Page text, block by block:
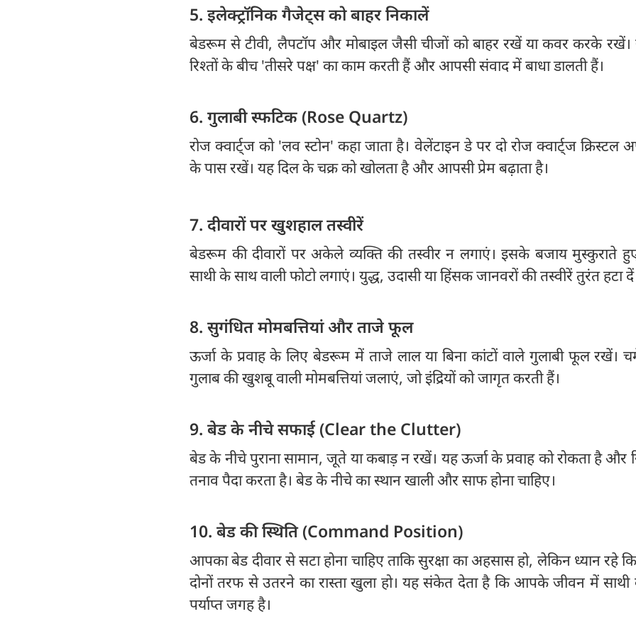
5. इलेक्ट्रॉनिक गैजेट्स को बाहर निकालें
बेडरूम से टीवी, लैपटॉप और मोबाइल जैसी चीजों को बाहर रखें या कवर करके
रिश्तों के बीच 'तीसरे पक्ष' का काम करती हैं और आपसी संवाद में बाधा डालती हैं।
6. गुलाबी स्फटिक (Rose Quartz)
रोज क्वार्ट्ज को 'लव स्टोन' कहा जाता है। वेलेंटाइन डे पर दो रोज क्वार्ट्ज क्रिस्टल
के पास रखें। यह दिल के चक्र को खोलता है और आपसी प्रेम बढ़ाता है।
7. दीवारों पर खुशहाल तस्वीरें
बेडरूम की दीवारों पर अकेले व्यक्ति की तस्वीर न लगाएं। इसके बजाय मुस्कुराते
साथी के साथ वाली फोटो लगाएं। युद्ध, उदासी या हिंसक जानवरों की तस्वीरें तुरंत हटा
8. सुगंधित मोमबत्तियां और ताजे फूल
ऊर्जा के प्रवाह के लिए बेडरूम में ताजे लाल या बिना कांटों वाले गुलाबी फूल रखें।
गुलाब की खुशबू वाली मोमबत्तियां जलाएं, जो इंद्रियों को जागृत करती हैं।
9. बेड के नीचे सफाई (Clear the Clutter)
बेड के नीचे पुराना सामान, जूते या कबाड़ न रखें। यह ऊर्जा के प्रवाह को रोकता है और
तनाव पैदा करता है। बेड के नीचे का स्थान खाली और साफ होना चाहिए।
10. बेड की स्थिति (Command Position)
आपका बेड दीवार से सटा होना चाहिए ताकि सुरक्षा का अहसास हो, लेकिन ध्यान रहे
दोनों तरफ से उतरने का रास्ता खुला हो। यह संकेत देता है कि आपके जीवन में
पर्याप्त जगह है।